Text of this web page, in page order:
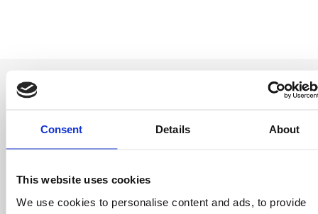
Consent Details About
This website uses cookies
We use cookies to personalise content and ads, to provide
Be the first to
know
Special offers, events and news from the